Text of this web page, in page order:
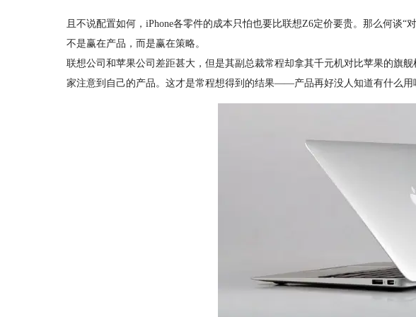
且不说配置如何，iPhone各零件的成本只怕也要比联想Z6定价要贵。那么何谈
不是赢在产品，而是赢在策略。
联想公司和苹果公司差距甚大，但是其副总裁常程却拿其千元机对比苹果的旗
家注意到自己的产品。这才是常程想得到的结果——产品再好没人知道有什么用